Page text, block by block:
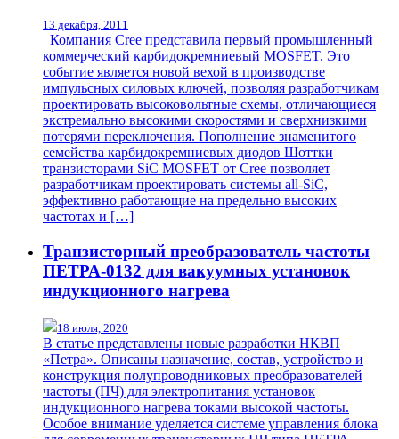
13 декабря, 2011
Компания Cree представила первый промышленный
коммерческий карбидокремниевый MOSFET. Это
событие является новой вехой в производстве
импульсных силовых ключей, позволяя разработчикам
проектировать высоковольтные схемы, отличающиеся
экстремально высокими скоростями и сверхнизкими
потерями переключения. Пополнение знаменитого
семейства карбидокремниевых диодов Шоттки
транзисторами SiC MOSFET от Cree позволяет
разработчикам проектировать системы all-SiC,
эффективно работающие на предельно высоких
частотах и […]
Транзисторный преобразователь частоты
ПЕТРА-0132 для вакуумных установок
индукционного нагрева
18 июля, 2020
В статье представлены новые разработки НКВП
«Петра». Описаны назначение, состав, устройство и
конструкция полупроводниковых преобразователей
частоты (ПЧ) для электропитания установок
индукционного нагрева токами высокой частоты.
Особое внимание уделяется системе управления блока